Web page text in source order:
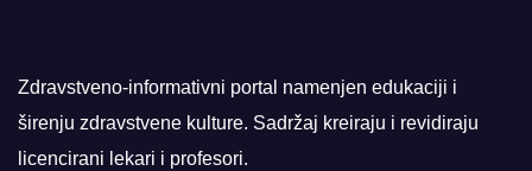
Zdravstveno-informativni portal namenjen edukaciji i
širenju zdravstvene kulture. Sadržaj kreiraju i revidiraju
licencirani lekari i profesori.